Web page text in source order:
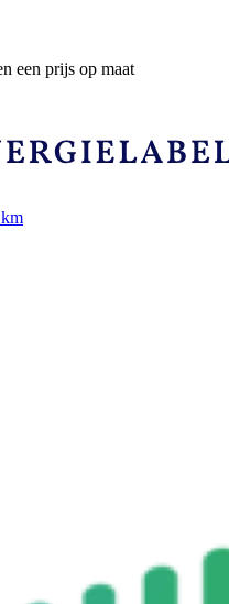
een prijs op maat